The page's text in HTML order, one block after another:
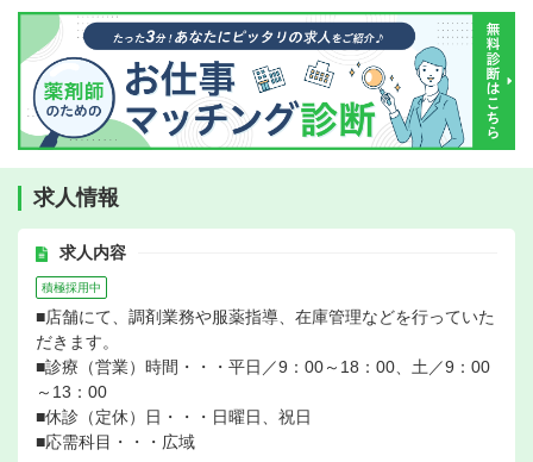
求人情報
求人内容
積極採用中
■店舗にて、調剤業務や服薬指導、在庫管理などを行っていた
だきます。
■診療（営業）時間・・・平日／9：00～18：00、土／9：00
～13：00
■休診（定休）日・・・日曜日、祝日
■応需科目・・・広域